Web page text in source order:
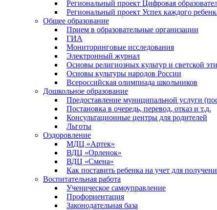
Региональный проект Цифровая
Региональный проект Успех каждого
Общее образование
Прием в образовательные организации
ГИА
Мониторинговые исследования
Электронный журнал
Основы религиозных культур и светской
Основы культуры народов России
Всероссийская олимпиада школьников
Дошкольное образование
Предоставление муниципальной услуги
Постановка в очередь, перевод, отказ и т.д.
Консультационные центры для родителей
Льготы
Оздоровление
МДЦ «Артек»
ВДЦ «Орленок»
ВДЦ «Смена»
Как поставить ребенка на учет для
Воспитательная работа
Ученическое самоуправление
Профориентация
Законодательная база